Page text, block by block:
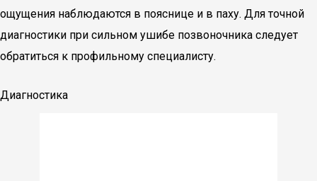
ощущения наблюдаются в пояснице и в паху. Для точной
диагностики при сильном ушибе позвоночника следует
обратиться к профильному специалисту.
Диагностика